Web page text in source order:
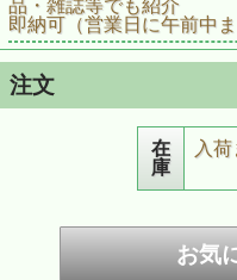
品・雑誌等でも紹介
即納可（営業日に午前中ま
注文
在
庫
入